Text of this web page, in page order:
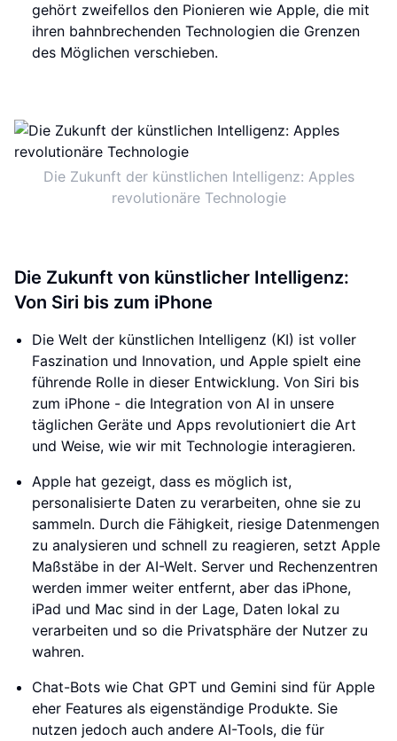
gehört zweifellos den Pionieren wie Apple, die mit
ihren bahnbrechenden Technologien die Grenzen
des Möglichen verschieben.
Die Zukunft der künstlichen Intelligenz: Apples
revolutionäre Technologie
Die Zukunft von künstlicher Intelligenz:
Von Siri bis zum iPhone
Die Welt der künstlichen Intelligenz (KI) ist voller
Faszination und Innovation, und Apple spielt eine
führende Rolle in dieser Entwicklung. Von Siri bis
zum iPhone - die Integration von AI in unsere
täglichen Geräte und Apps revolutioniert die Art
und Weise, wie wir mit Technologie interagieren.
Apple hat gezeigt, dass es möglich ist,
personalisierte Daten zu verarbeiten, ohne sie zu
sammeln. Durch die Fähigkeit, riesige Datenmengen
zu analysieren und schnell zu reagieren, setzt Apple
Maßstäbe in der AI-Welt. Server und Rechenzentren
werden immer weiter entfernt, aber das iPhone,
iPad und Mac sind in der Lage, Daten lokal zu
verarbeiten und so die Privatsphäre der Nutzer zu
wahren.
Chat-Bots wie Chat GPT und Gemini sind für Apple
eher Features als eigenständige Produkte. Sie
nutzen jedoch auch andere AI-Tools, die für